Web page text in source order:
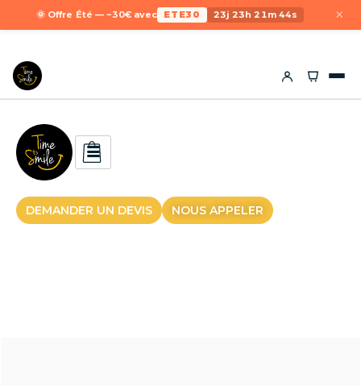
🌞 Offre Été — −30€ avec ETE30 23j 23h 21m 43s ×
DEMANDER UN DEVIS NOUS APPELER